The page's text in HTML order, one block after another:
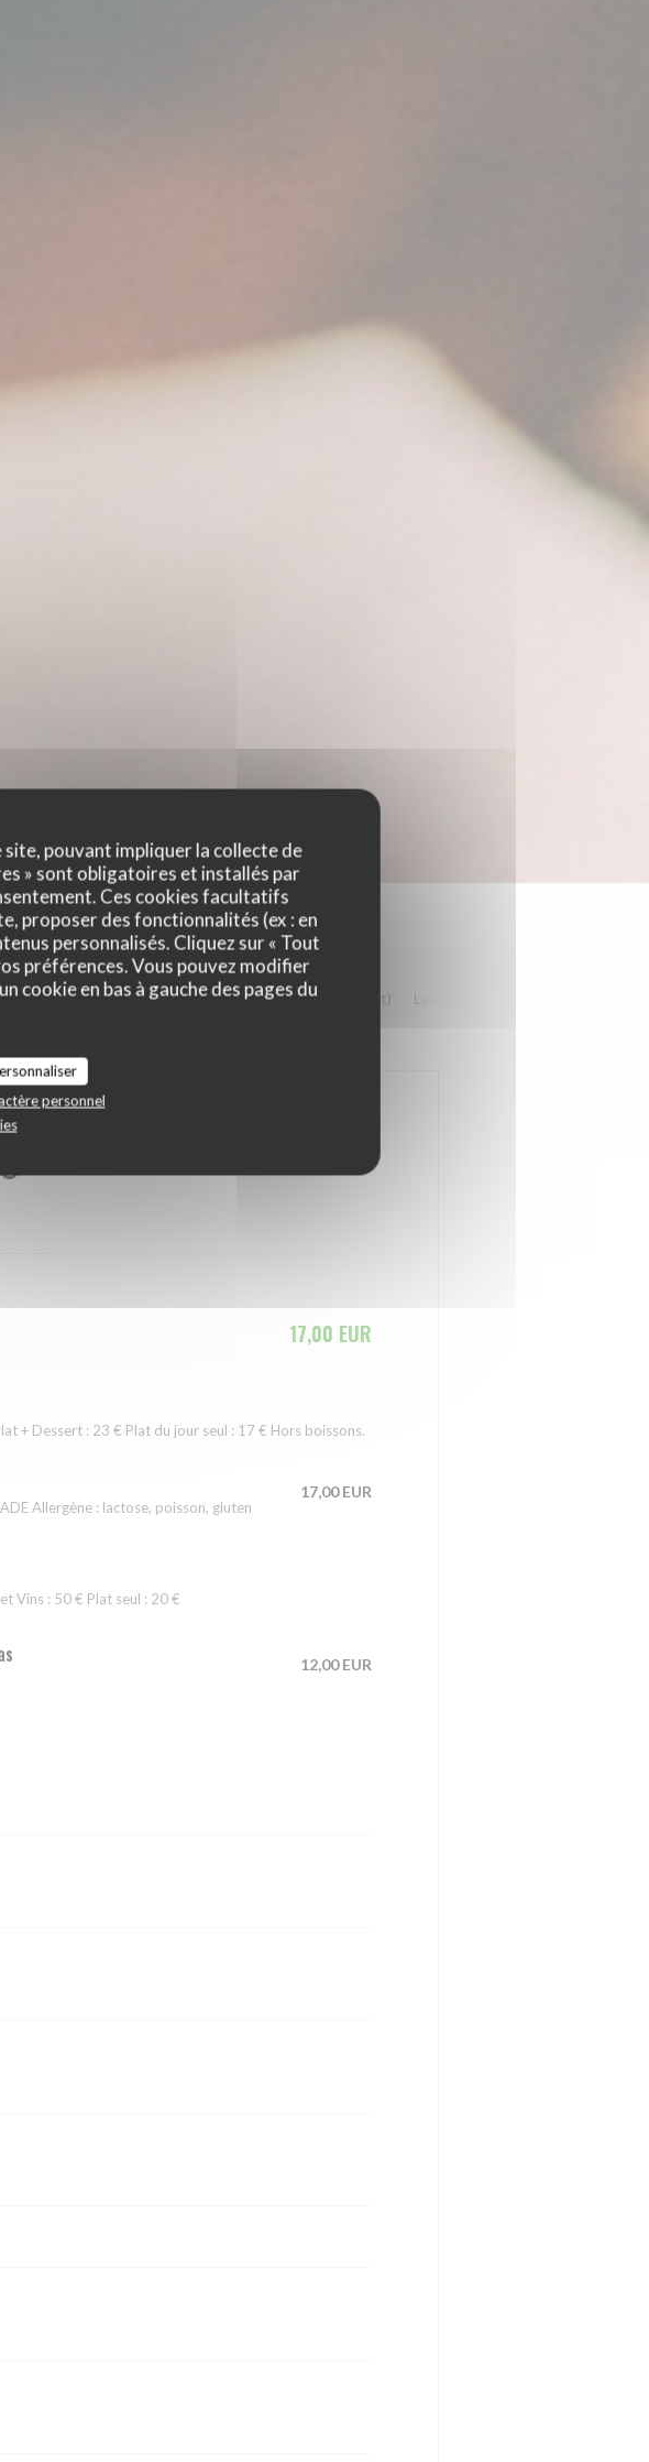
pouvant impliquer la collecte de
» sont obligatoires et installés par
Ces cookies facultatifs
proposer des fonctionnalités (ex : en
personnalisés. Cliquez sur « Tout
préférences. Vous pouvez modifier
cookie en bas à gauche des pages du
personnel
Les viandes Les poissons Les végétariens (en plat) Les fromages
17,00 EUR
+ Dessert : 23 € Plat du jour seul : 17 € Hors boissons.
Allergène : lactose, poisson, gluten
17,00 EUR
Vins : 50 € Plat seul : 20 €
12,00 EUR